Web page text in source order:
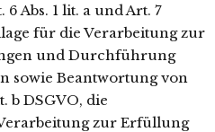
Abs. 1 lit. a und Art. 7
für die Verarbeitung zur
und Durchführung
sowie Beantwortung von
b DSGVO, die
zur Erfüllung